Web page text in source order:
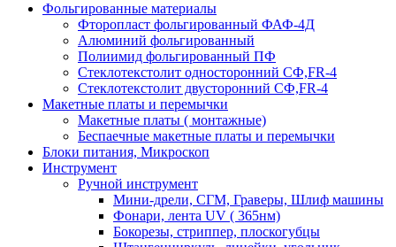
Фольгированные материалы
Фторопласт фольгированный ФАФ-4Д
Алюминий фольгированный
Полиимид фольгированный ПФ
Стеклотекстолит односторонний CФ,FR-4
Стеклотекстолит двусторонний СФ,FR-4
Макетные платы и перемычки
Макетные платы ( монтажные)
Беспаечные макетные платы и перемычки
Блоки питания, Микроскоп
Инструмент
Ручной инструмент
Мини-дрели, СГМ, Граверы, Шлиф машины
Фонари, лента UV ( 365нм)
Бокорезы, cтриппер, плоскогубцы